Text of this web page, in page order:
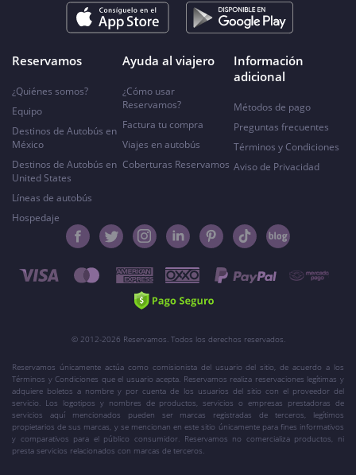
Reservamos
¿Quiénes somos?
Equipo
Destinos de Autobús en
México
Destinos de Autobús en
United States
Líneas de autobús
Hospedaje
Ayuda al viajero
¿Cómo usar
Reservamos?
Factura tu compra
Viajes en autobús
Coberturas Reservamos
Información
adicional
Métodos de pago
Preguntas frecuentes
Términos y Condiciones
Aviso de Privacidad
© 2012-2026 Reservamos. Todos los derechos reservados.
Reservamos únicamente actúa como comisionista del usuario del sitio, de acuerdo a los
Términos y Condiciones que el usuario acepta. Reservamos realiza reservaciones legítimas y
adquiere boletos a nombre y por cuenta de los usuarios del sitio con el proveedor del
servicio. Los logotipos y nombres de productos, servicios o empresas prestadoras de
servicios aquí mencionados pueden ser marcas registradas de terceros, legítimos
propietarios de sus marcas, y se mencionan en este sitio únicamente para fines informativos
y comparativos para el público consumidor. Reservamos no comercializa productos, ni
presta servicios relacionados con marcas de terceros.